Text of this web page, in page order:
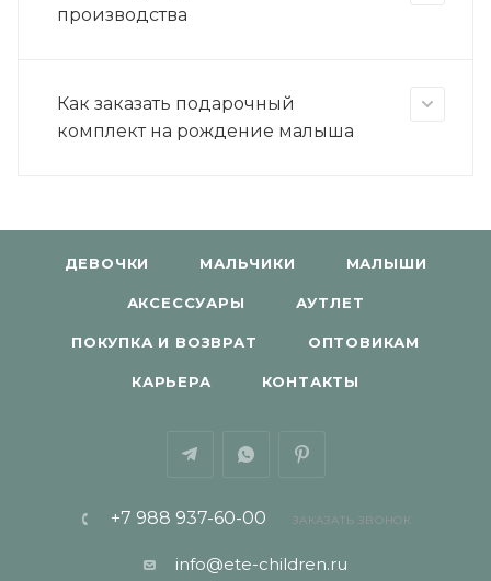
производства
Как заказать подарочный
комплект на рождение малыша
ДЕВОЧКИ МАЛЬЧИКИ МАЛЫШИ
АКСЕССУАРЫ АУТЛЕТ
ПОКУПКА И ВОЗВРАТ ОПТОВИКАМ
КАРЬЕРА КОНТАКТЫ
+7 988 937-60-00 ЗАКАЗАТЬ ЗВОНОК
info@ete-children.ru